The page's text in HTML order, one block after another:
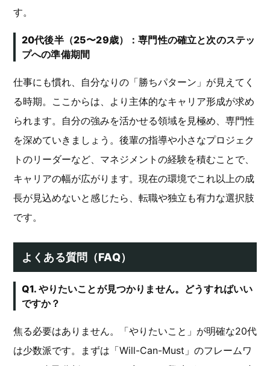
す。
20代後半（25〜29歳）：専門性の確立と次のステッ
プへの準備期間
仕事にも慣れ、自分なりの「勝ちパターン」が見えてく
る時期。ここからは、より主体的なキャリア形成が求め
られます。自分の強みを活かせる領域を見極め、専門性
を深めていきましょう。後輩の指導や小さなプロジェク
トのリーダーなど、マネジメントの経験を積むことで、
キャリアの幅が広がります。現在の環境でこれ以上の成
長が見込めないと感じたら、転職や独立も有力な選択肢
です。
よくある質問（FAQ）
Q1. やりたいことが見つかりません。どうすればいい
ですか？
焦る必要はありません。「やりたいこと」が明確な20代
は少数派です。まずは「Will-Can-Must」のフレームワ